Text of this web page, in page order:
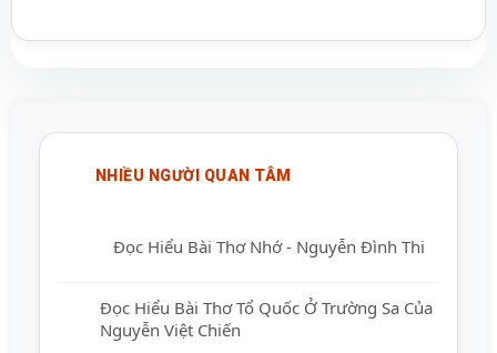
NHIỀU NGƯỜI QUAN TÂM
Đọc Hiểu Bài Thơ Nhớ - Nguyễn Đình Thi
Đọc Hiểu Bài Thơ Tổ Quốc Ở Trường Sa Của
Nguyễn Việt Chiến